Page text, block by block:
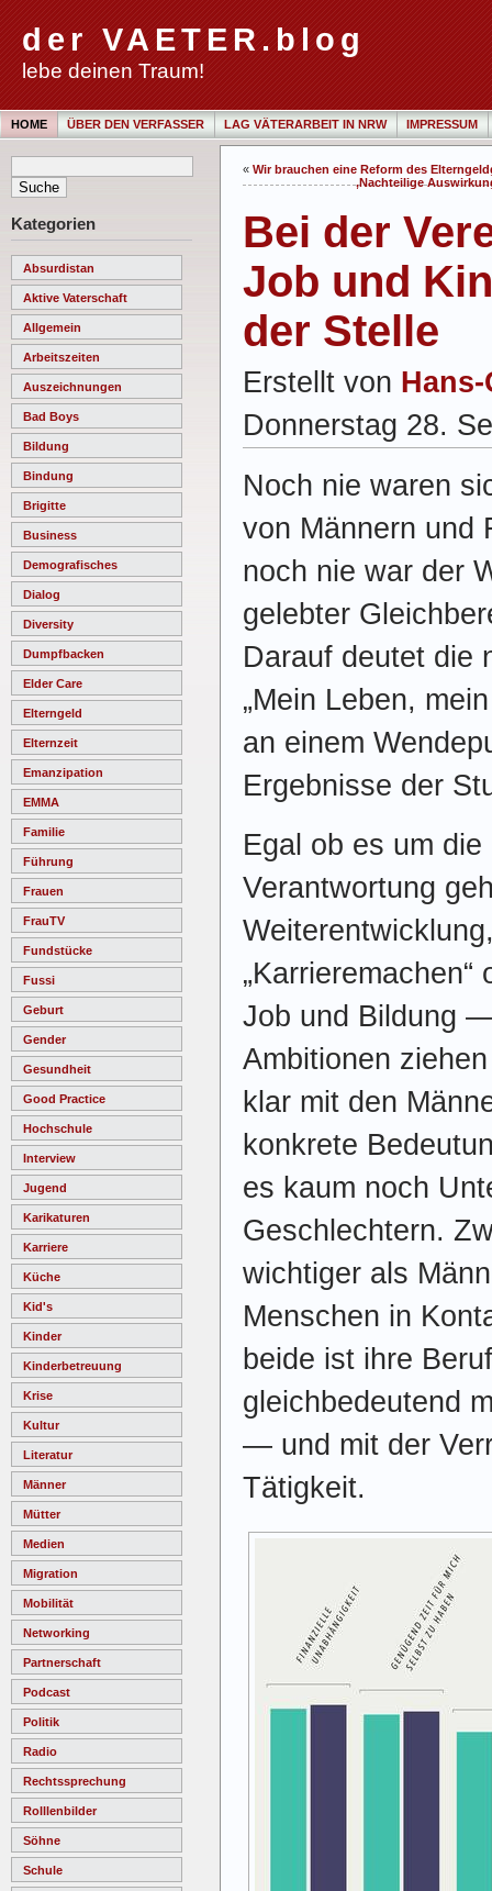
der VAETER.blog
lebe deinen Traum!
HOME ÜBER DEN VERFASSER LAG VÄTERARBEIT IN NRW IMPRESSUM
Kategorien
Absurdistan
Aktive Vaterschaft
Allgemein
Arbeitszeiten
Auszeichnungen
Bad Boys
Bildung
Bindung
Brigitte
Business
Demografisches
Dialog
Diversity
Dumpfbacken
Elder Care
Elterngeld
Elternzeit
Emanzipation
EMMA
Familie
Führung
Frauen
FrauTV
Fundstücke
Fussi
Geburt
Gender
Gesundheit
Good Practice
Hochschule
Interview
Jugend
Karikaturen
Karriere
Küche
Kid's
Kinder
Kinderbetreuung
Krise
Kultur
Literatur
Männer
Mütter
Medien
Migration
Mobilität
Networking
Partnerschaft
Podcast
Politik
Radio
Rechtssprechung
Rolllenbilder
Söhne
Schule
« Wir brauchen eine Reform des
‚Nachteilige
Bei der
Job und
der Stelle
Erstellt von
Donnerstag 28.
Noch nie waren
von Männern und
noch nie war der
gelebter
Darauf deutet die
„Mein Leben,
an einem
Ergebnisse der
Egal ob es um
Verantwortung
Job und Bildung
Ambitionen
klar mit den
konkrete
es kaum noch
Geschlechtern.
wichtiger als
Menschen in
beide ist ihre
gleichbedeutend
— und mit der
Tätigkeit.